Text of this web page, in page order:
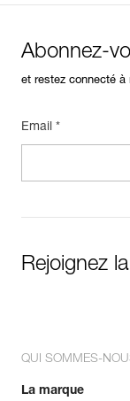
Abonnez-
et restez connecté à
Email *
Rejoignez
QUI SOMMES-
La marque